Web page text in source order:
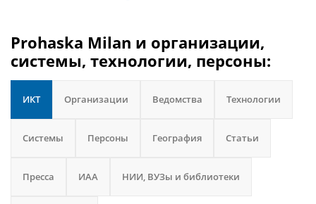
Prohaska Milan и организации,
системы, технологии, персоны:
ИКТ Организации Ведомства Технологии
Системы Персоны География Статьи
Пресса ИАА НИИ, ВУЗы и библиотеки